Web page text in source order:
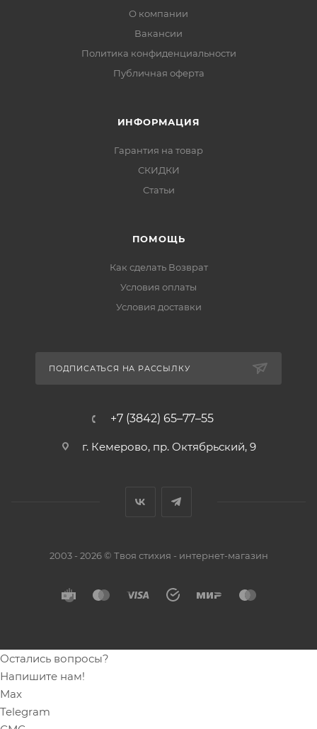
О компании
Вакансии
Политика конфиденциальности
Публичная оферта
ИНФОРМАЦИЯ
Гарантия на товар
СКИДКИ
Статьи
ПОМОЩЬ
Как сделать Возврат
Условия оплаты
Условия доставки
ПОДПИСАТЬСЯ НА РАССЫЛКУ
+7 (3842) 65–77–55
г. Кемерово, пр. Октябрьский, 9
2003 - 2026 © Твоя стихия - интернет-магазин
Остались вопросы?
Напишите нам!
Max
Telegram